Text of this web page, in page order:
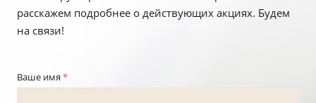
расскажем подробнее о действующих акциях. Будем
на связи!
Ваше имя *